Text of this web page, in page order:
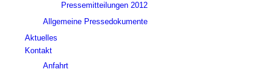
Pressemitteilungen 2012
Allgemeine Pressedokumente
Aktuelles
Kontakt
Anfahrt